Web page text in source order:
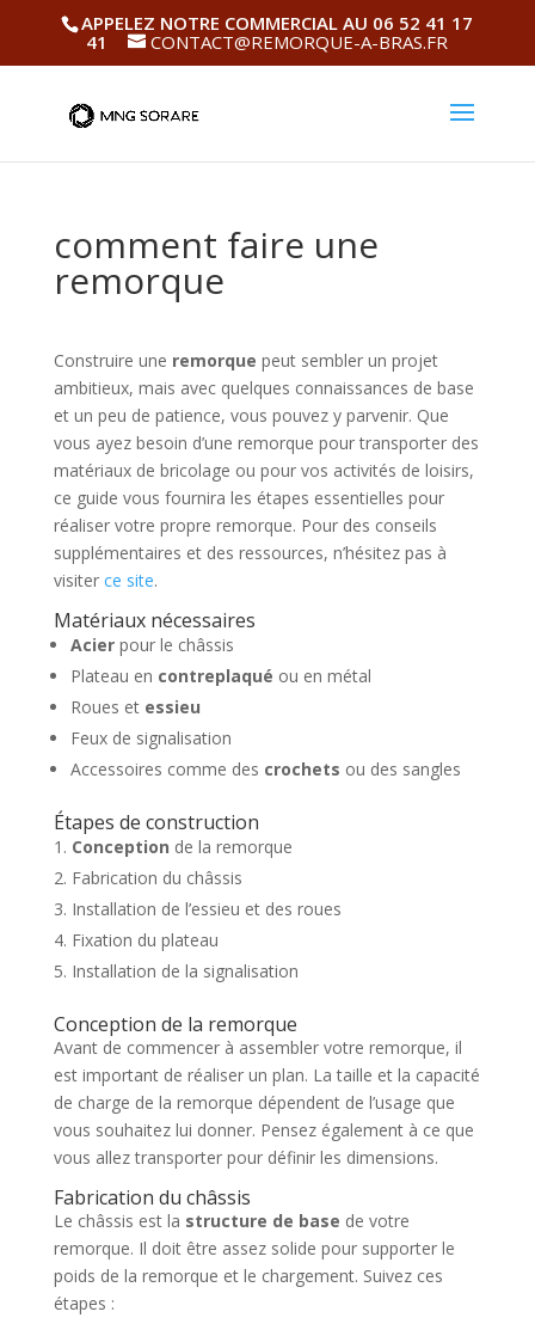
APPELEZ NOTRE COMMERCIAL AU 06 52 41 17
41
CONTACT@REMORQUE-A-BRAS.FR
comment faire une
remorque
Construire une remorque peut sembler un projet
ambitieux, mais avec quelques connaissances de base
et un peu de patience, vous pouvez y parvenir. Que
vous ayez besoin d’une remorque pour transporter des
matériaux de bricolage ou pour vos activités de loisirs,
ce guide vous fournira les étapes essentielles pour
réaliser votre propre remorque. Pour des conseils
supplémentaires et des ressources, n’hésitez pas à
visiter ce site.
Matériaux nécessaires
Acierpour le châssis
Plateau en contreplaqué ou en métal
Roues et essieu
Feux de signalisation
Accessoires comme des crochets ou des sangles
Étapes de construction
Conception de la remorque
Fabrication du châssis
Installation de l’essieu et des roues
Fixation du plateau
Installation de la signalisation
Conception de la remorque
Avant de commencer à assembler votre remorque, il
est important de réaliser un plan. La taille et la capacité
de charge de la remorque dépendent de l’usage que
vous souhaitez lui donner. Pensez également à ce que
vous allez transporter pour définir les dimensions.
Fabrication du châssis
Le châssis est la structure de base de votre
remorque. Il doit être assez solide pour supporter le
poids de la remorque et le chargement. Suivez ces
étapes :